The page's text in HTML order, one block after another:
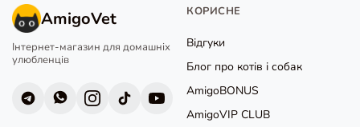
AmigoVet
Інтернет-магазин для домашніх
улюбленців
КОРИСНЕ
Відгуки
Блог про котів і собак
AmigoBONUS
AmigoVIP CLUB